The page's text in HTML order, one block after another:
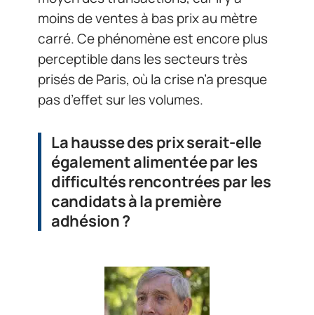
moins de ventes à bas prix au mètre
carré. Ce phénomène est encore plus
perceptible dans les secteurs très
prisés de Paris, où la crise n’a presque
pas d’effet sur les volumes.
La hausse des prix serait-elle
également alimentée par les
difficultés rencontrées par les
candidats à la première
adhésion ?